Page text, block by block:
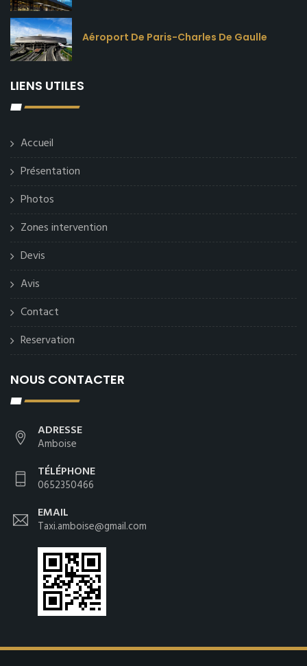
Aéroport De Paris-Charles De Gaulle
LIENS UTILES
Accueil
Présentation
Photos
Zones intervention
Devis
Avis
Contact
Reservation
NOUS CONTACTER
ADRESSE
Amboise
TÉLÉPHONE
0652350466
EMAIL
Taxi.amboise@gmail.com